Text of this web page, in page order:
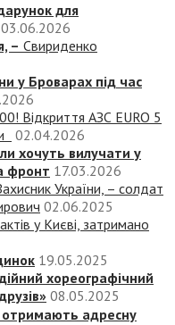
для
03.06.2026
– Свириденко
у Броварах під час
Відкриття АЗС EURO 5
02.04.2026
хочуть вилучати у
фронт 17.03.2026
України, – солдат
02.06.2025
у Києві, затримано
19.05.2025
хореографічний
08.05.2025
адресну